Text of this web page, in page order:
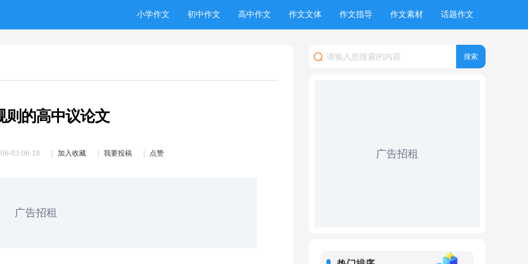
小学作文 初中作文 高中作文 作文文体 作文指导 作文素材 话题作文
则的高中议论文
03 06:18 加入收藏 我要投稿 点赞
广告招租
广告招租